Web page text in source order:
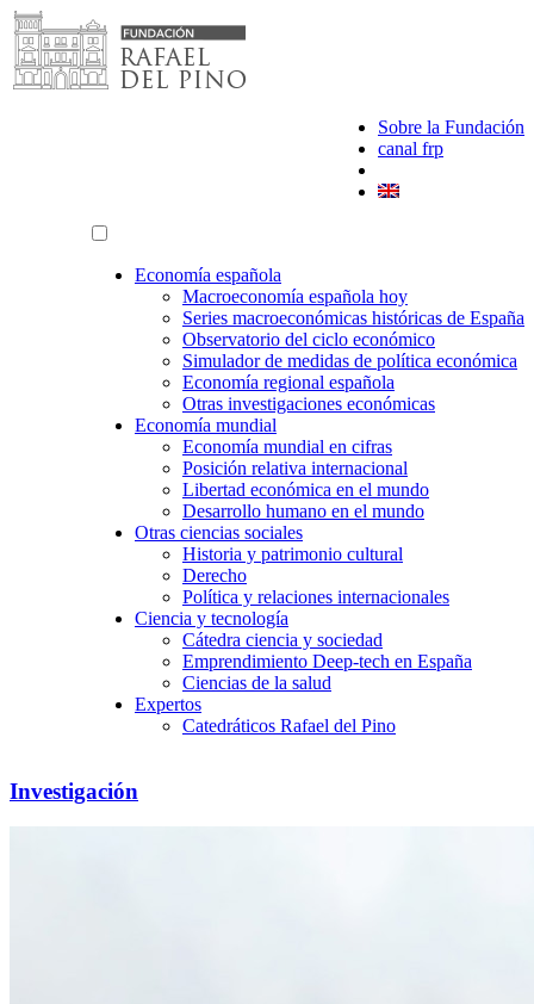
Saltar
al
contenido
Sobre la Fundación
canal frp
Economía española
Macroeconomía española hoy
Series macroeconómicas históricas de España
Observatorio del ciclo económico
Simulador de medidas de política económica
Economía regional española
Otras investigaciones económicas
Economía mundial
Economía mundial en cifras
Posición relativa internacional
Libertad económica en el mundo
Desarrollo humano en el mundo
Otras ciencias sociales
Historia y patrimonio cultural
Derecho
Política y relaciones internacionales
Ciencia y tecnología
Cátedra ciencia y sociedad
Emprendimiento Deep-tech en España
Ciencias de la salud
Expertos
Catedráticos Rafael del Pino
Investigación